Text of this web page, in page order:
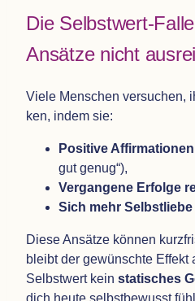
Die Selbst­wert-
Ansätze nicht
Viele Men­schen ver­su­chen,
ken, indem sie:
Posi­tive
gut genug“),
Ver­gan­gene Erfolge
Sich mehr
Diese Ansätze kön­nen
bleibt der gewünschte Effekt
Selbst­wert kein sta­ti­sches